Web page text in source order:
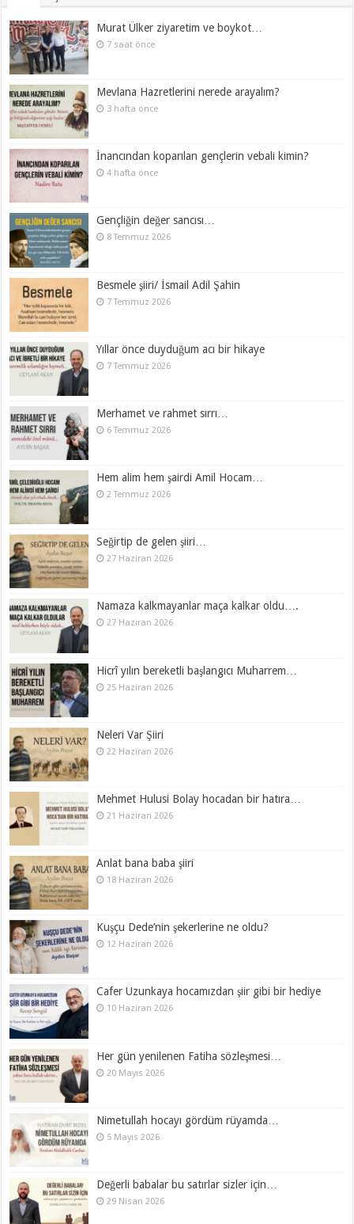
Murat Ülker ziyaretim ve boykot…
7 saat önce
Mevlana Hazretlerini nerede arayalım?
3 hafta önce
İnancından koparılan gençlerin vebali kimin?
4 hafta önce
Gençliğin değer sancısı…
8 Temmuz 2026
Besmele şiiri/ İsmail Adil Şahin
7 Temmuz 2026
Yıllar önce duyduğum acı bir hikaye
7 Temmuz 2026
Merhamet ve rahmet sırrı…
6 Temmuz 2026
Hem alim hem şairdi Amil Hocam…
2 Temmuz 2026
Seğirtip de gelen şiiri…
27 Haziran 2026
Namaza kalkmayanlar maça kalkar oldu….
27 Haziran 2026
Hicrî yılın bereketli başlangıcı Muharrem…
25 Haziran 2026
Neleri Var Şiiri
22 Haziran 2026
Mehmet Hulusi Bolay hocadan bir hatıra…
21 Haziran 2026
Anlat bana baba şiiri
18 Haziran 2026
Kuşçu Dede’nin şekerlerine ne oldu?
12 Haziran 2026
Cafer Uzunkaya hocamızdan şiir gibi bir hediye
10 Haziran 2026
Her gün yenilenen Fatiha sözleşmesi…
20 Mayıs 2026
Nimetullah hocayı gördüm rüyamda…
5 Mayıs 2026
Değerli babalar bu satırlar sizler için…
29 Nisan 2026